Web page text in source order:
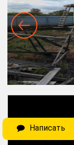
Написать